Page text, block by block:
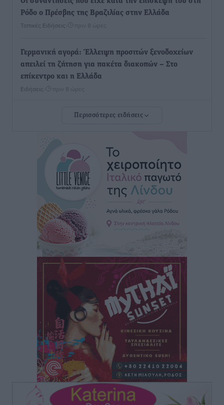
Ρόδο ο Πρέσβης της Βραζιλίας στην Ελλάδα
Τοπικές Ειδήσεις πριν 8 ώρες
Γερμανική αγορά: Έλλειψη προσιτών ξενοδοχείων
απειλεί τη ζήτηση για πακέτα διακοπών – Στο
επίκεντρο και η Ελλάδα
Ειδήσεις πριν 8 ώρες
Νέο ξενοδοχείο στη Ρόδο για την H Hotels –
στην Κω
Τοπικές Ειδήσεις • πριν 8 ώρες
Αυτοκίνητο μπήκε παράνομα σε μονόδρομο στο
Μαστιχάρι – Αναποδογύρισε όχημα με μητέρα και
5χρονο παιδί
Τοπικές Ειδήσεις• πριν 8 ώρες
“Η Ευρώπη αντιμετώπιζε το προσφυγικό σαν ταινία
τρόμου” – Η συγκλονιστική μαρτυρία της Χαρούλας
Γιασιράνη στον RV για τα γεγονότα που οδήγησαν στο
Σύμφωνο της Λέρου
Τοπικές Ειδήσεις • πριν 8 ώρες
Συναυλία με τον Γιάννη Κότσιρα στις 21 Αυγούστου
Πολιτιστικά• πριν 9 ώρες
Έκτακτη συνεδρίαση της Δημοτικής Επιτροπής Ρόδου
αύριο Παρασκευή 7 Αυγούστου
Τοπικές Ειδήσεις• πριν 9 ώρες
Περισσότερες ειδήσεις